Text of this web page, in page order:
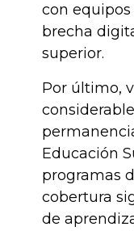
con
brecha
superior.
Por último,
Educación
programas
cobertura
de